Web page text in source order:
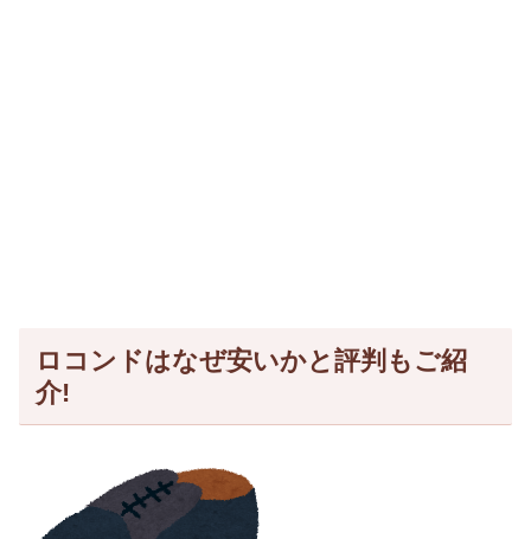
ロコンドはなぜ安いかと評判もご紹
介!